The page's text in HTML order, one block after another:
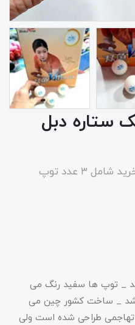
ستاره دبل
عکس خود کالا می باشد_(هر خرید شامل ۳ عدد توپ
میباشد _ توپ ها سفید رنگ می
40 گرم می باشد _ ساخت کشور چین می
تهاجمی طراحی شده است ولی